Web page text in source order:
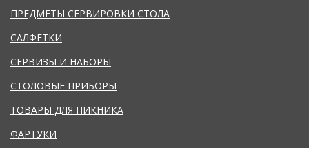
ПРЕДМЕТЫ СЕРВИРОВКИ СТОЛА
САЛФЕТКИ
СЕРВИЗЫ И НАБОРЫ
СТОЛОВЫЕ ПРИБОРЫ
ТОВАРЫ ДЛЯ ПИКНИКА
ФАРТУКИ